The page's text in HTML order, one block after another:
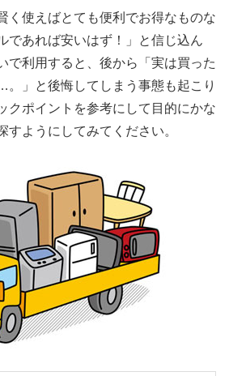
く使えばとても便利でお得なものな
であれば安いはず！」と信じ込ん
で利用すると、後から「実は買った
」と後悔してしまう事態も起こり
クポイントを参考にして目的にかな
すようにしてみてください。